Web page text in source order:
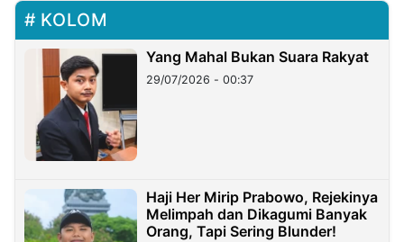
KOLOM
Yang Mahal Bukan Suara Rakyat
29/07/2026 - 00:37
Haji Her Mirip Prabowo, Rejekinya
Melimpah dan Dikagumi Banyak
Orang, Tapi Sering Blunder!